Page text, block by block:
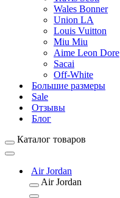
Wales Bonner
Union LA
Louis Vuitton
Miu Miu
Aime Leon Dore
Sacai
Off-White
Большие размеры
Sale
Отзывы
Блог
Каталог товаров
Air Jordan
Air Jordan